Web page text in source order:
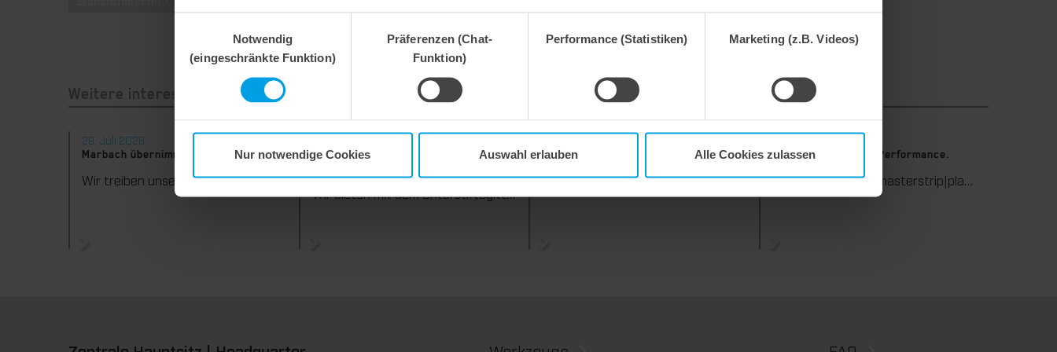
Notwendig
(eingeschränkte Funktion)
Präferenzen (Chat-
Funktion)
Performance (Statistiken) Marketing (z.B. Videos)
Nur notwendige Cookies Auswahl erlauben Alle Cookies zulassen
Weitere interessante Neuigkeiten
29. Juli 2026
Marbach übernimmt Verantwortung.
Wir treiben unser Engagement für Nachhaltigkeit konsequent weiter voran. Mit der Veröffentlichung des vierten Nachhaltigkeitsberichts dokumentieren wir erneut unsere Fortschritte auf dem Weg zu einer nachhaltigen Unternehmensführung.
Maximale Prozesssicherheit,
Wir bieten mit dem Unterstiftegitter eine spezialisierte Werkzeuglösung für höchste Anforderungen im Ausbrechprozess. Insbesondere bei anspruchsvollen Verpackungszuschnitten sorgt das System für stabile Abläufe und eine zuverlässige Entfernung selbst kleinster Abfallteile über den gesamten Produktionsprozess hinweg – vom ersten bis zum letzten Bogen.
Flexibel ausgleichen. Präzise stanzen.
Wir unterstützen Sie in der Wellpappenverarbeitung mit dem digitalen Zonenausgleich DZL|foil bei der Reduzierung von Rüstzeiten und dem zuverlässigen Ausgleich von Höhentoleranzen im Stanztiegel. Die individuell angepasste Folie sorgt für gleichmäßige Stanzergebnisse und stabile Produktionsprozesse – schnell, flexibel und ohne aufwendige mechanische Eingriffe.
Maximale Ausbrech-Performance.
Wir bieten mit der masterstrip|plate eine seit vielen Jahren bewährte Lösung für maximale Prozesssicherheit beim Ausbrechen. Das speziell entwickelte Ausbrechoberteil ermöglicht einen stabilen, sauberen und effizienten Ausbrechprozess auch bei anspruchsvollen Anwendungen.